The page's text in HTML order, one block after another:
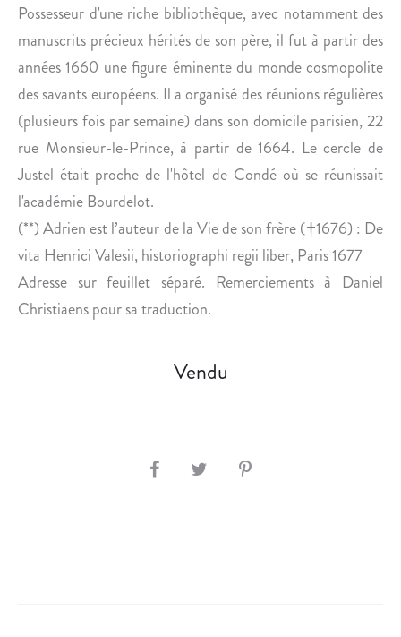
Possesseur d'une riche bibliothèque, avec notamment des
manuscrits précieux hérités de son père, il fut à partir des
années 1660 une figure éminente du monde cosmopolite
des savants européens. Il a organisé des réunions régulières
(plusieurs fois par semaine) dans son domicile parisien, 22
rue Monsieur-le-Prince, à partir de 1664. Le cercle de
Justel était proche de l'hôtel de Condé où se réunissait
l'académie Bourdelot.
(**) Adrien est l’auteur de la Vie de son frère (†1676) : De
vita Henrici Valesii, historiographi regii liber, Paris 1677
Adresse sur feuillet séparé. Remerciements à Daniel
Christiaens pour sa traduction.
Vendu
S